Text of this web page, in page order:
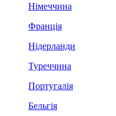
Німеччина
Франція
Нідерланди
Туреччина
Португалія
Бельгія